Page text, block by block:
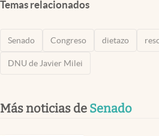
Temas relacionados
Senado Congreso dietazo
DNU de Javier Milei
Más noticias de Senado